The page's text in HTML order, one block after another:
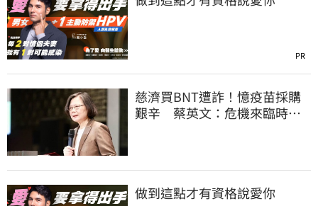
PR
慈濟買BNT遭詐！憶疫苗採購
艱辛 蔡英文：危機來臨時務
做到這點才有資格說愛你